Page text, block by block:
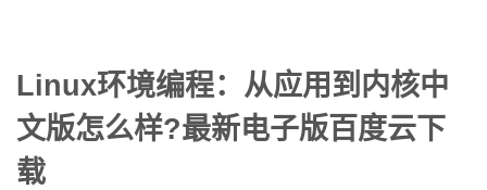
Linux环境编程：从应用到内核中
文版怎么样?最新电子版百度云下
载